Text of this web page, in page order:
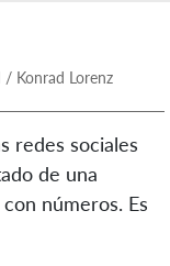
Konrad Lorenz
redes sociales
de una
números. Es